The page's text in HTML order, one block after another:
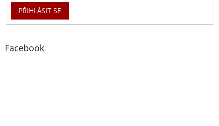
PŘIHLÁSIT SE
Facebook